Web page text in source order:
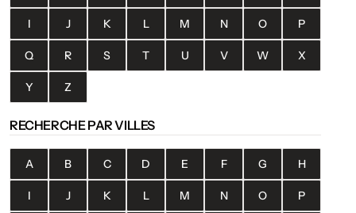
I J K L M N O P
Q R S T U V W X
Y Z
RECHERCHE PAR VILLES
A B C D E F G H
I J K L M N O P